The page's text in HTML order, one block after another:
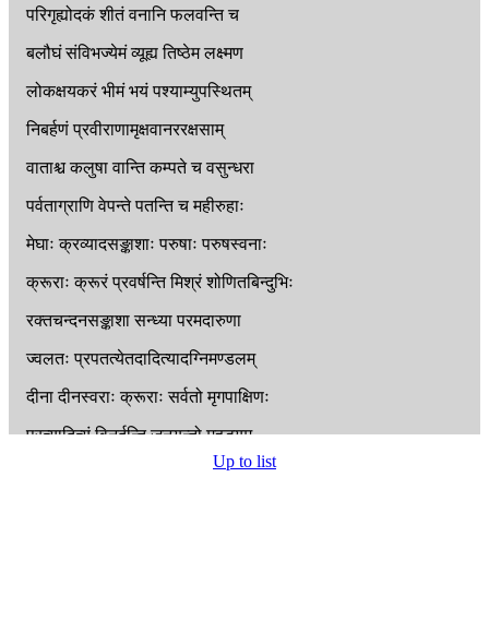
परिगृह्योदकं शीतं वनानि फलवन्ति च
बलौघं संविभज्येमं व्यूह्य तिष्ठेम लक्ष्मण
लोकक्षयकरं भीमं भयं पश्याम्युपस्थितम्
निबर्हणं प्रवीराणामृक्षवानररक्षसाम्
वाताश्च कलुषा वान्ति कम्पते च वसुन्धरा
पर्वताग्राणि वेपन्ते पतन्ति च महीरुहाः
मेघाः क्रव्यादसङ्काशाः परुषाः परुषस्वनाः
क्रूराः क्रूरं प्रवर्षन्ति मिश्रं शोणितबिन्दुभिः
रक्तचन्दनसङ्काशा सन्ध्या परमदारुणा
ज्वलतः प्रपतत्येतदादित्यादग्निमण्डलम्
दीना दीनस्वराः क्रूराः सर्वतो मृगपाक्षिणः
प्रत्यादित्यं विनर्दन्ति जनयन्तो महद्भयम्
चन्द्रमाः
Up to list